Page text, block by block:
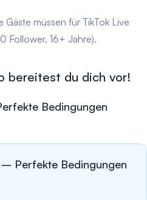
Gäste müssen für TikTok Live
Follower, 16+ Jahre).
bereitest du dich vor!
Bedingungen
Perfekte Bedingungen